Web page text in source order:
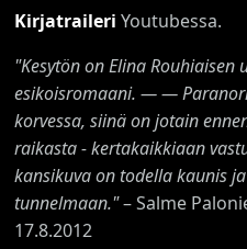
Kirjatraileri Youtubessa.
"Kesytön on Elina Rouhiaisen
esikoisromaani. — —
korvessa, siinä on jotain
raikasta - kertakaikkiaan
kansikuva on todella kaunis
tunnelmaan."– Salme
17.8.2012